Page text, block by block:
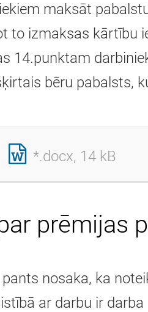
maksāt
to izmaksas kārtību
14.punktam
bēru pabalsts,
*.docx, 14 kB
prēmijas
nosaka, ka
ar darbu ir